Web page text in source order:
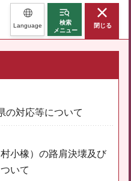
Language
検索
メニュー
閉じる
の対応等について
小橡）の路肩決壊及び
いて